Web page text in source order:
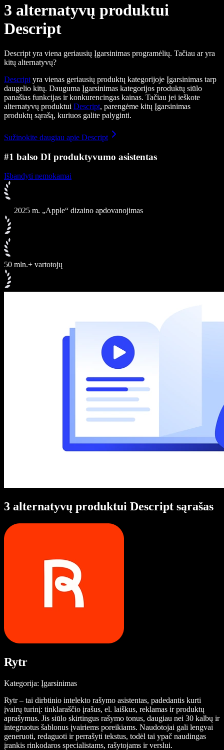
3 alternatyvų produktui
Descript
Descript yra viena geriausių Įgarsinimas programėlių. Tačiau ar yra
kitų alternatyvų?
Descript yra vienas geriausių produktų kategorijoje Įgarsinimas tarp
daugelio kitų. Dauguma Įgarsinimas kategorijos produktų siūlo
panašias funkcijas ir konkurencingas kainas. Tačiau jei ieškote
alternatyvų produktui Descript, parengėme kitų Įgarsinimas
produktų sąrašą, kuriuos galite palyginti.
Sužinokite daugiau apie Descript
#1 balso DI produktyvumo asistentas
Išbandyti nemokamai
2025 m. „Apple“ dizaino apdovanojimas
50 mln.+ vartotojų
3 alternatyvų produktui Descript sąrašas
Rytr
Kategorija: Įgarsinimas
Rytr – tai dirbtinio intelekto rašymo asistentas, padedantis kurti
įvairų turinį: tinklaraščio įrašus, el. laiškus, reklamas ir produktų
aprašymus. Jis siūlo skirtingus rašymo tonus, daugiau nei 30 kalbų ir
integruotus šablonus įvairiems poreikiams. Naudotojai gali lengvai
generuoti, redaguoti ir perrašyti tekstus, todėl tai ypač naudingas
įrankis rinkodaros specialistams, rašytojams ir verslui.